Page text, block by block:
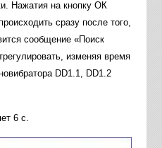
Нажатия на кнопку ОК
сразу после того,
сообщение «Поиск
изменяя время
DD1.1, DD1.2
6 с.